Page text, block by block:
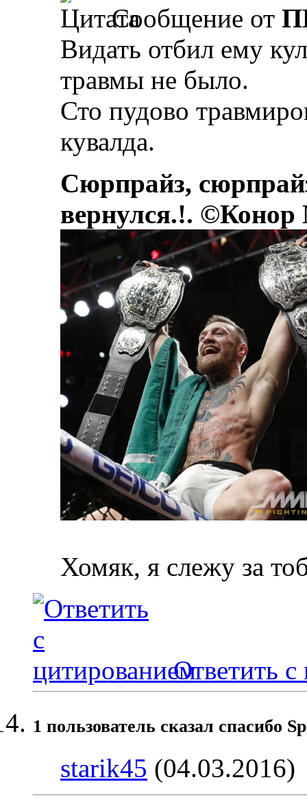
Сообщение от
Видать отбил ему
травмы не было.
Сто пудово
кувалда.
Сюрпрайз,
вернулся.!.
Хомяк, я слежу за
Ответить с
1 пользователь сказал cпасибо
starik45 (04.03.2016)